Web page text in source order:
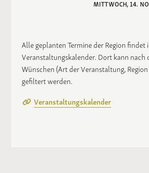
MITTWOCH, 14.
Alle geplanten Termine der Region findet
Veranstaltungskalender. Dort kann nach
Wünschen (Art der Veranstaltung,
gefiltert werden.
Veranstaltungskalender